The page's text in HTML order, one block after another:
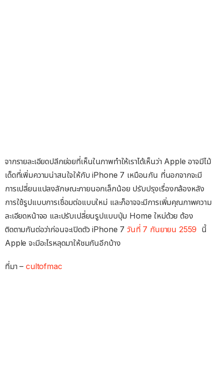
จากรายละเอียดปลีกย่อยที่เห็นในภาพทำให้เราได้เห็นว่า Apple อาจมีไม้
เด็ดที่เพิ่มความน่าสนใจให้กับ iPhone 7 เหมือนกัน ที่นอกจากจะมี
การเปลี่ยนแปลงลักษณะภายนอกเล็กน้อย ปรับปรุงเรื่องกล้องหลัง
การใช้รูปแบบการเชื่อมต่อแบบใหม่ และก็อาจจะมีการเพิ่มคุณภาพความ
ละเอียดหน้าจอ และปรับเปลี่ยนรูปแบบปุ่ม Home ใหม่ด้วย ต้อง
ติดตามกันต่อว่าก่อนจะเปิดตัว iPhone 7วันที่ 7 กันยายน 2559 นี้
Apple จะมีอะไรหลุดมาให้ชมกันอีกบ้าง
ที่มา –cultofmac